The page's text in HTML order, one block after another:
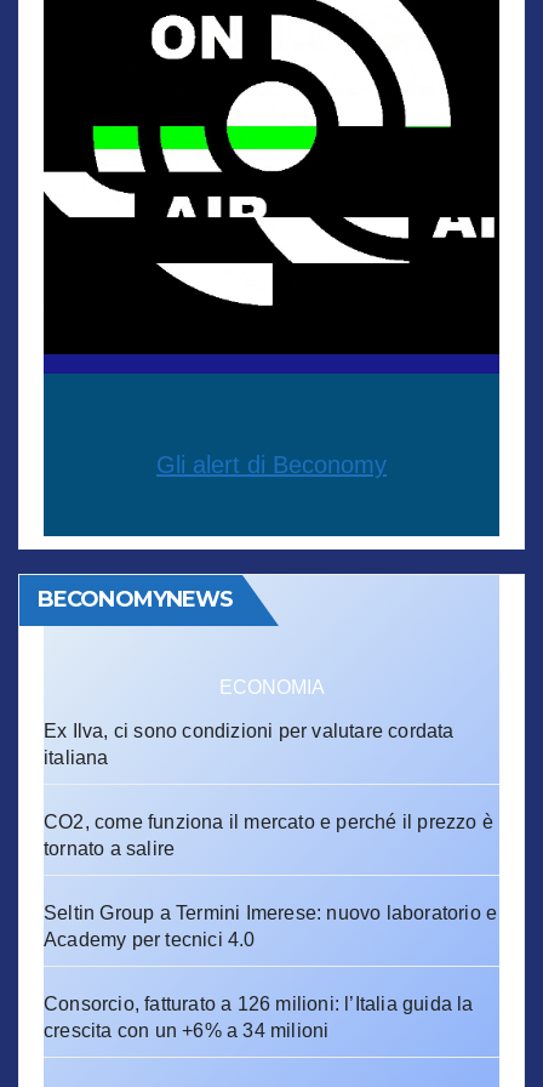
Gli alert di Beconomy
BECONOMYNEWS
ECONOMIA
Ex Ilva, ci sono condizioni per valutare cordata
italiana
CO2, come funziona il mercato e perché il prezzo è
tornato a salire
Seltin Group a Termini Imerese: nuovo laboratorio e
Academy per tecnici 4.0
Consorcio, fatturato a 126 milioni: l’Italia guida la
crescita con un +6% a 34 milioni